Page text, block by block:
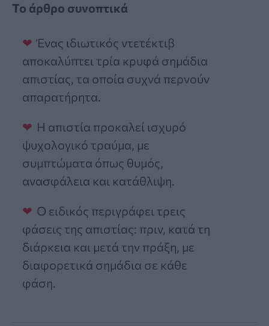
Το άρθρο συνοπτικά
Ένας ιδιωτικός ντετέκτιβ
αποκαλύπτει τρία κρυφά σημάδια
απιστίας, τα οποία συχνά περνούν
απαρατήρητα.
Η απιστία προκαλεί ισχυρό
ψυχολογικό τραύμα, με
συμπτώματα όπως θυμός,
ανασφάλεια και κατάθλιψη.
Ο ειδικός περιγράφει τρεις
φάσεις της απιστίας: πριν, κατά τη
διάρκεια και μετά την πράξη, με
διαφορετικά σημάδια σε κάθε
φάση.